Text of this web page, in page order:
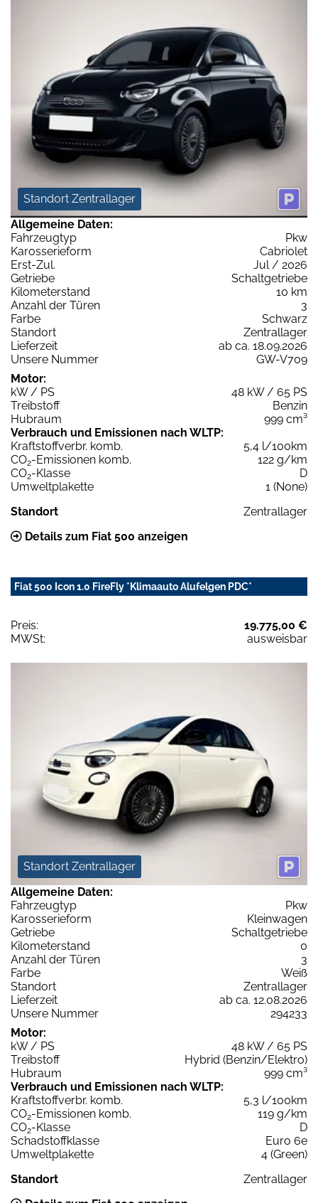
Standort Zentrallager
Allgemeine Daten:
Fahrzeugtyp
Pkw
Karosserieform
Cabriolet
Erst-Zul.
Jul / 2026
Getriebe
Schaltgetriebe
Kilometerstand
10 km
Anzahl der Türen
3
Farbe
Schwarz
Standort
Zentrallager
Lieferzeit
ab ca. 18.09.2026
Unsere Nummer
GW-V709
Motor:
kW / PS
48 kW / 65 PS
Treibstoff
Benzin
Hubraum
999 cm³
Verbrauch und Emissionen nach WLTP:
Kraftstoffverbr. komb.
5,4 l/100km
CO2-Emissionen komb.
122 g/km
CO2-Klasse
D
Umweltplakette
1 (None)
Standort
Zentrallager
Details zum Fiat 500 anzeigen
Fiat 500 Icon 1.0 FireFly *Klimaauto Alufelgen PDC*
Preis:
19.775,00 €
MWSt:
ausweisbar
Standort Zentrallager
Allgemeine Daten:
Fahrzeugtyp
Pkw
Karosserieform
Kleinwagen
Getriebe
Schaltgetriebe
Kilometerstand
0
Anzahl der Türen
3
Farbe
Weiß
Standort
Zentrallager
Lieferzeit
ab ca. 12.08.2026
Unsere Nummer
294233
Motor:
kW / PS
48 kW / 65 PS
Treibstoff
Hybrid (Benzin/Elektro)
Hubraum
999 cm³
Verbrauch und Emissionen nach WLTP:
Kraftstoffverbr. komb.
5,3 l/100km
CO2-Emissionen komb.
119 g/km
CO2-Klasse
D
Schadstoffklasse
Euro 6e
Umweltplakette
4 (Green)
Standort
Zentrallager